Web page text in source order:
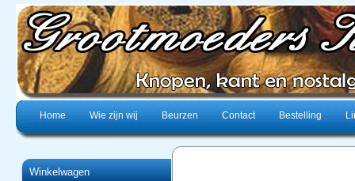
Home Wie zijn wij Beurzen Contact Bestelling
Winkelwagen